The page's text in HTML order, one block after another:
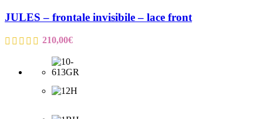
JULES – frontale invisibile – lace front
210,00€